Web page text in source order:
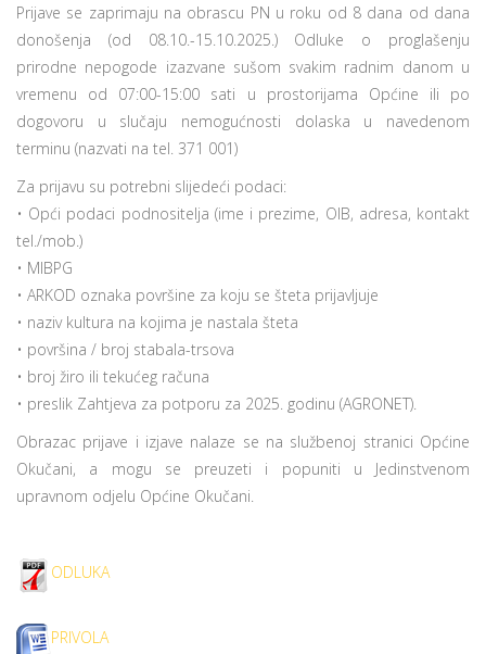
Prijave se zaprimaju na obrascu PN u roku od 8 dana od dana
donošenja (od 08.10.-15.10.2025.) Odluke o proglašenju
prirodne nepogode izazvane sušom svakim radnim danom u
vremenu od 07:00-15:00 sati u prostorijama Općine ili po
dogovoru u slučaju nemogućnosti dolaska u navedenom
terminu (nazvati na tel. 371 001)
Za prijavu su potrebni slijedeći podaci:
• Opći podaci podnositelja (ime i prezime, OIB, adresa, kontakt
tel./mob.)
• MIBPG
• ARKOD oznaka površine za koju se šteta prijavljuje
• naziv kultura na kojima je nastala šteta
• površina / broj stabala-trsova
• broj žiro ili tekućeg računa
• preslik Zahtjeva za potporu za 2025. godinu (AGRONET).
Obrazac prijave i izjave nalaze se na službenoj stranici Općine
Okučani, a mogu se preuzeti i popuniti u Jedinstvenom
upravnom odjelu Općine Okučani.
ODLUKA
PRIVOLA